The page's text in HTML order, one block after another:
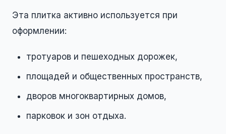
Эта плитка активно используется при
оформлении:
тротуаров и пешеходных дорожек,
площадей и общественных пространств,
дворов многоквартирных домов,
парковок и зон отдыха.